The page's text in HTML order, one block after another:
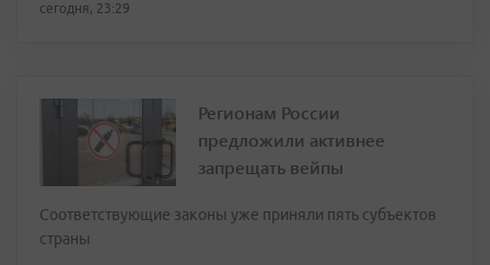
сегодня, 23:29
Регионам России
предложили активнее
запрещать вейпы
Соответствующие законы уже приняли пять субъектов
страны